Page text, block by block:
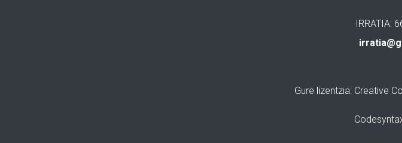
IRRATIA:
Gure lizentzia: Creative